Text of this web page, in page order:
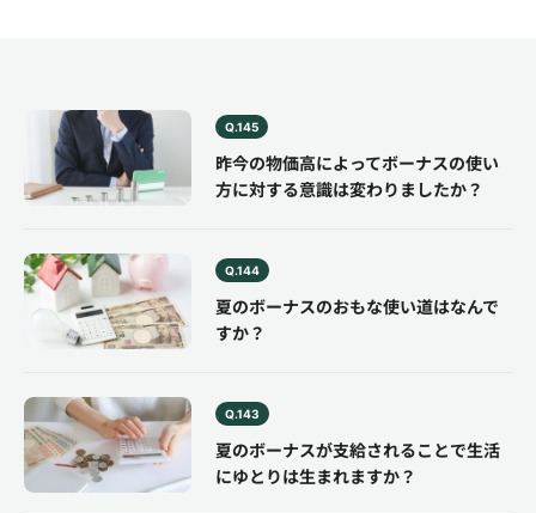
Q.145
昨今の物価高によってボーナスの使い
方に対する意識は変わりましたか？
Q.144
夏のボーナスのおもな使い道はなんで
すか？
Q.143
夏のボーナスが支給されることで生活
にゆとりは生まれますか？